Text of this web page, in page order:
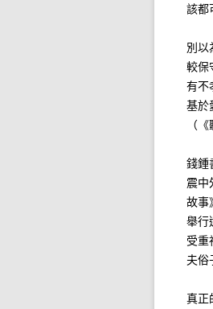
該都
別以
較保
有不
基於
（
錢鍾
震中
故事
舉行
受重
夫俗
真正